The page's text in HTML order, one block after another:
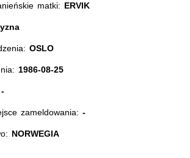
matki: ERVIK
OSLO
1986-08-25
-
zameldowania:-
NORWEGIA